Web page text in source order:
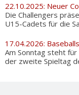
22.10.2025: Neuer
Die Challengers
U15-Cadets für die
17.04.2026:
Am Sonntag steht
der zweite Spieltag